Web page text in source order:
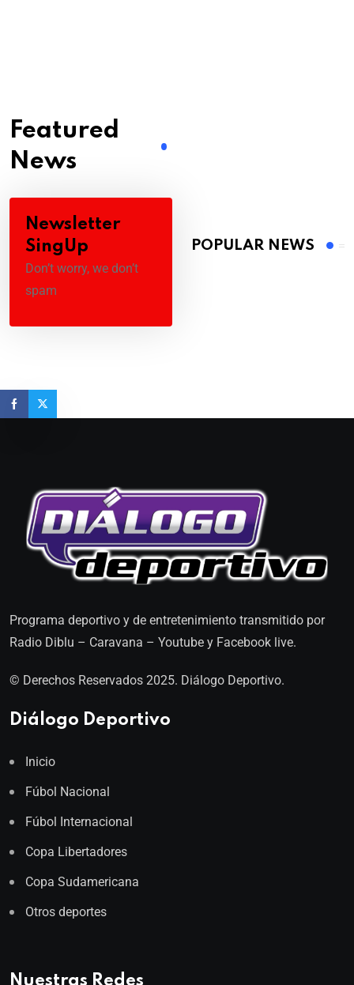
Featured
News
Newsletter
SingUp
Don’t worry, we don’t
spam
POPULAR NEWS
Programa deportivo y de entretenimiento transmitido por
Radio Diblu – Caravana – Youtube y Facebook live.
© Derechos Reservados 2025. Diálogo Deportivo.
Diálogo Deportivo
Inicio
Fúbol Nacional
Fúbol Internacional
Copa Libertadores
Copa Sudamericana
Otros deportes
Nuestras Redes